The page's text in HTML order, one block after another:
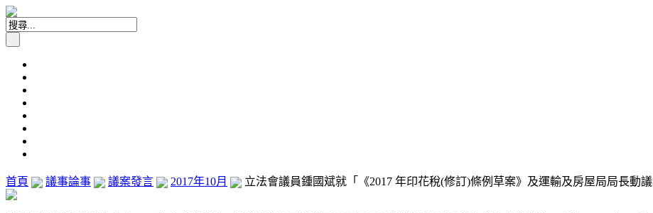
首頁 議事論事 議案發言 2017年10月 立法會議員鍾國斌就「《2017 年印花稅(修訂)條例草案》及運輸及房屋局局長動